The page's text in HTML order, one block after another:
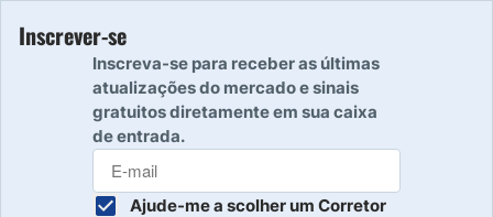
Inscrever-se
Inscreva-se para receber as últimas
atualizações do mercado e sinais
gratuitos diretamente em sua caixa
de entrada.
Ajude-me a scolher um Corretor